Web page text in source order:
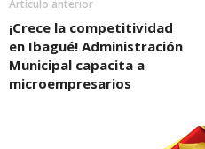
Artículo anterior
¡Crece la competitividad
en Ibagué! Administración
Municipal capacita a
microempresarios